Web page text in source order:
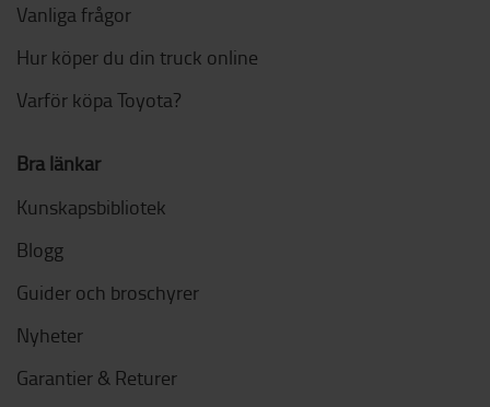
Vanliga frågor
Hur köper du din truck online
Varför köpa Toyota?
Bra länkar
Kunskapsbibliotek
Blogg
Guider och broschyrer
Nyheter
Garantier & Returer